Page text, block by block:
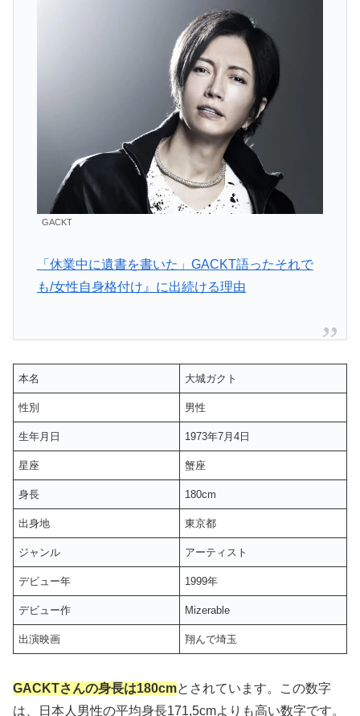
GACKT
「休業中に遺書を書いた」GACKT語ったそれで
も/女性自身格付け』に出続ける理由
本名 大城ガクト
性別 男性
生年月日 1973年7月4日
星座 蟹座
身長 180cm
出身地 東京都
ジャンル アーティスト
デビュー年 1999年
デビュー作 Mizerable
出演映画 翔んで埼玉
GACKTさんの身長は180cmとされています。この数字
は、日本人男性の平均身長171,5cmよりも高い数字です。